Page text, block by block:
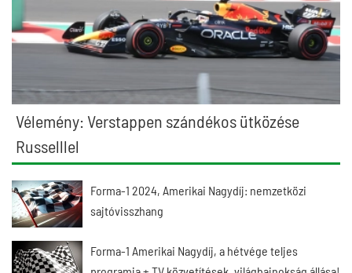
Vélemény: Verstappen szándékos ütközése
Russelllel
Forma-1 2024, Amerikai Nagydíj: nemzetközi
sajtóvisszhang
Forma-1 Amerikai Nagydíj, a hétvége teljes